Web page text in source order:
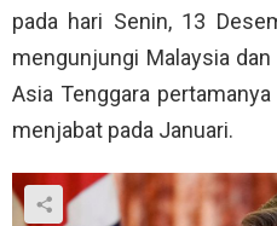
pada hari Senin, 13
mengunjungi Malaysia
Asia Tenggara
menjabat pada Januari.